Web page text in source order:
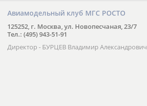
Авиамодельный клуб МГС РОСТО
125252, г. Москва, ул. Новопесчаная, 23/7
Тел.: (495) 943-51-91
Директор - БУРЦЕВ Владимир Александрович